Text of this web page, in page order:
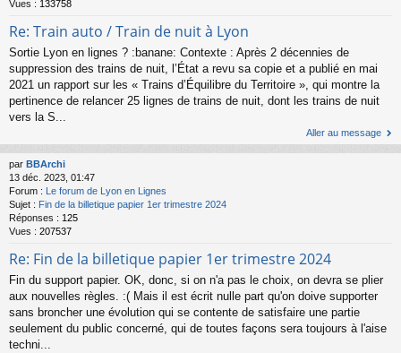
Vues : 133758
Re: Train auto / Train de nuit à Lyon
Sortie Lyon en lignes ? :banane: Contexte : Après 2 décennies de
suppression des trains de nuit, l’État a revu sa copie et a publié en mai
2021 un rapport sur les « Trains d’Équilibre du Territoire », qui montre la
pertinence de relancer 25 lignes de trains de nuit, dont les trains de nuit
vers la S...
Aller au message
par BBArchi
13 déc. 2023, 01:47
Forum : Le forum de Lyon en Lignes
Sujet : Fin de la billetique papier 1er trimestre 2024
Réponses : 125
Vues : 207537
Re: Fin de la billetique papier 1er trimestre 2024
Fin du support papier. OK, donc, si on n'a pas le choix, on devra se plier
aux nouvelles règles. :( Mais il est écrit nulle part qu'on doive supporter
sans broncher une évolution qui se contente de satisfaire une partie
seulement du public concerné, qui de toutes façons sera toujours à l'aise
techni...